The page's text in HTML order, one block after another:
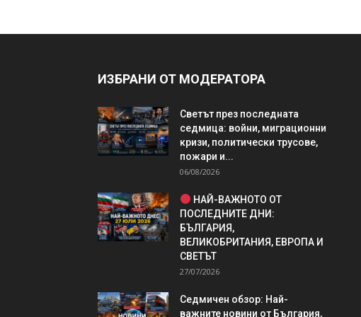
ИЗБРАНИ ОТ МОДЕРАТОРА
Светът през последната
седмица: войни, миграционни
кризи, политически трусове,
пожари и...
06/08/2026
НАЙ-ВАЖНОТО ОТ
ПОСЛЕДНИТЕ ДНИ:
БЪЛГАРИЯ,
ВЕЛИКОБРИТАНИЯ, ЕВРОПА И
СВЕТЪТ
27/07/2026
Седмичен обзор: Най-
важните новини от България,